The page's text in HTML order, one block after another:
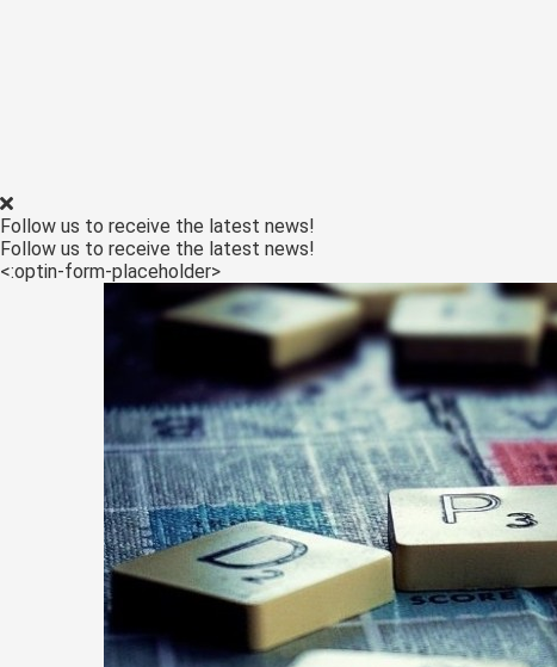
Follow us to receive the latest news!
Follow us to receive the latest news!
<:optin-form-placeholder>